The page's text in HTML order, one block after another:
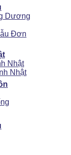
Dương
Đơn
Nhật
Nhật